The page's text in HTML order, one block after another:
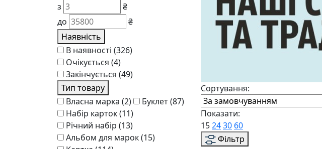
з
₴
до
₴
Наявність
В наявності (326)
Очікується (4)
Закінчується (49)
Тип товару
Власна марка (2) Буклет(87)
Набір карток(11)
Річний набір (13)
Альбом для марок(15)
Сортування:
Показати:
152430 60
Фільтр